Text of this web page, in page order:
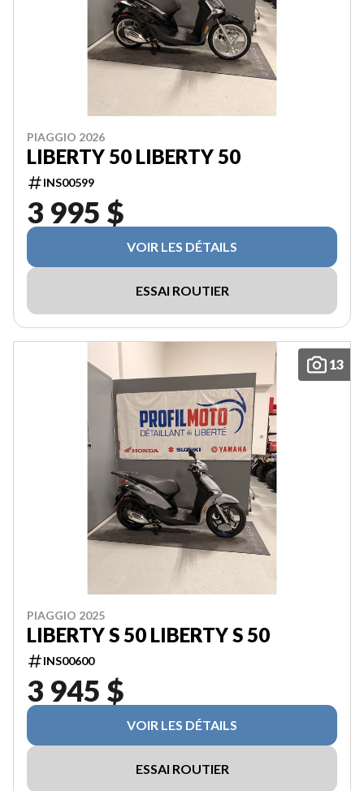
PIAGGIO 2026
LIBERTY 50 LIBERTY 50
INS00599
3 995 $
VOIR LES DÉTAILS
ESSAI ROUTIER
13
PIAGGIO 2025
LIBERTY S 50 LIBERTY S 50
INS00600
3 945 $
VOIR LES DÉTAILS
ESSAI ROUTIER